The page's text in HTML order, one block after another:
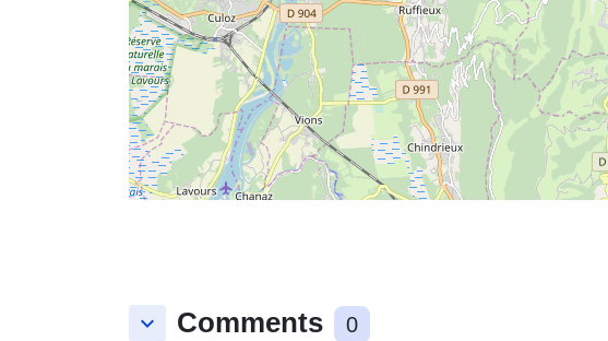
keyboard_arrow_down Comments 0